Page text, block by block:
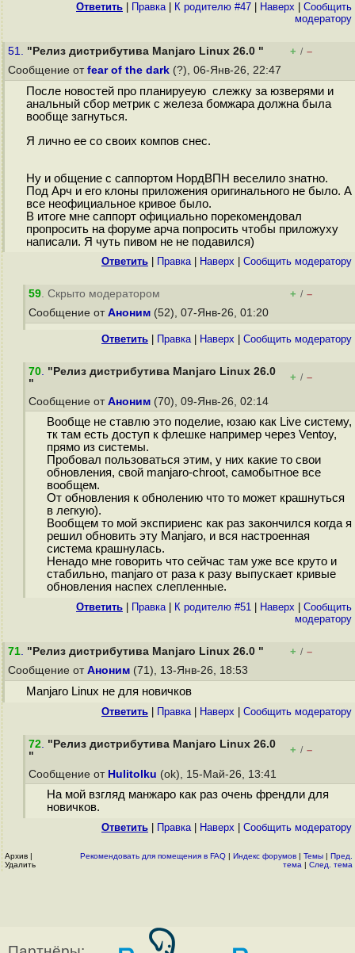
Ответить Правка| К родителю #47 Наверх
Cообщить
модератору
51. "Релиз дистрибутива Manjaro Linux 26.0 " + / –
Сообщение от fear of the dark (?), 06-Янв-26, 22:47
После новостей про планируеую слежку за юзверями и
анальный сбор метрик с железа бомжара должна была
вообще загнуться.
Я лично ее со своих компов снес.
Ну и общение с саппортом НордВПН веселило знатно.
Под Арч и его клоны приложения оригинального не было. А
все неофициальное кривое было.
В итоге мне саппорт официально порекомендовал
пропросить на форуме арча попросить чтобы приложуху
написали. Я чуть пивом не не подавился)
Ответить Правка| Наверх Cообщить модератору
59. Скрыто модератором + / –
Сообщение от Аноним (52), 07-Янв-26, 01:20
Ответить Правка| Наверх Cообщить модератору
70. "Релиз дистрибутива Manjaro Linux 26.0
"
+ / –
Сообщение от Аноним (70), 09-Янв-26, 02:14
Вообще не ставлю это поделие, юзаю как Live систему,
тк там есть доступ к флешке например через Ventoy,
прямо из системы.
Пробовал пользоваться этим, у них какие то свои
обновления, свой manjaro-chroot, самобытное все
вообщем.
От обновления к обнолению что то может крашнуться
в легкую).
Вообщем то мой экспириенс как раз закончился когда я
решил обновить эту Manjaro, и вся настроенная
система крашнулась.
Ненадо мне говорить что сейчас там уже все круто и
стабильно, manjaro от раза к разу выпускает кривые
обновления наспех слепленные.
Ответить Правка| К родителю #51 Наверх
Cообщить
модератору
71. "Релиз дистрибутива Manjaro Linux 26.0 " + / –
Сообщение от Аноним (71), 13-Янв-26, 18:53
Manjaro Linux не для новичков
Ответить Правка| Наверх Cообщить модератору
72. "Релиз дистрибутива Manjaro Linux 26.0
"
+ / –
Сообщение от Hulitolku (ok), 15-Май-26, 13:41
На мой взгляд манжаро как раз очень френдли для
новичков.
Ответить Правка| Наверх Cообщить модератору
Архив |
Удалить
Рекомендовать для помещения в FAQ | Индекс форумов | Темы | Пред.
тема | След. тема